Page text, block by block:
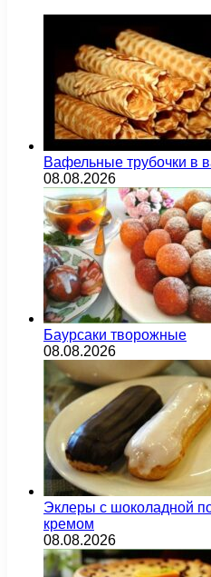
Вафельные трубочки в
08.08.2026
Баурсаки творожные
08.08.2026
Эклеры с шоколадной
кремом
08.08.2026